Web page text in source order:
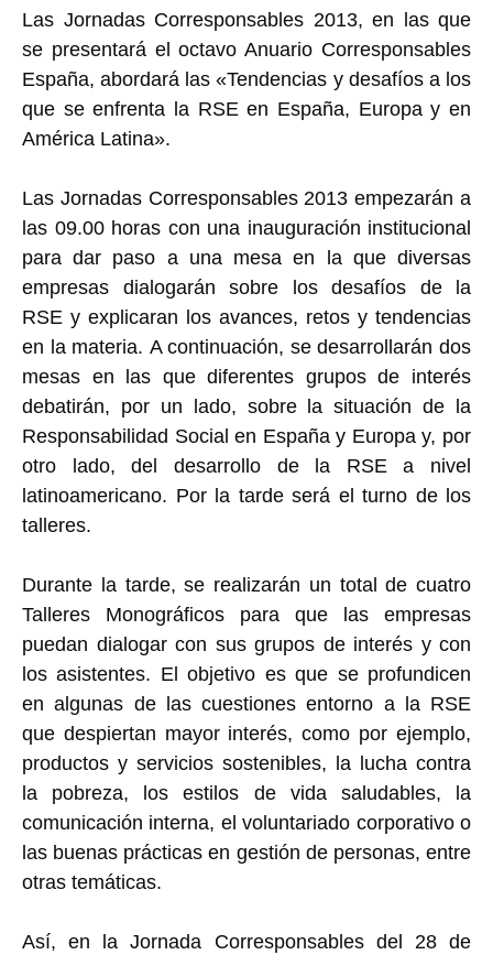
Las Jornadas Corresponsables 2013, en las que
se presentará el octavo Anuario Corresponsables
España, abordará las «Tendencias y desafíos a los
que se enfrenta la RSE en España, Europa y en
América Latina».
Las Jornadas Corresponsables 2013 empezarán a
las 09.00 horas con una inauguración institucional
para dar paso a una mesa en la que diversas
empresas dialogarán sobre los desafíos de la
RSE y explicaran los avances, retos y tendencias
en la materia. A continuación, se desarrollarán dos
mesas en las que diferentes grupos de interés
debatirán, por un lado, sobre la situación de la
Responsabilidad Social en España y Europa y, por
otro lado, del desarrollo de la RSE a nivel
latinoamericano. Por la tarde será el turno de los
talleres.
Durante la tarde, se realizarán un total de cuatro
Talleres Monográficos para que las empresas
puedan dialogar con sus grupos de interés y con
los asistentes. El objetivo es que se profundicen
en algunas de las cuestiones entorno a la RSE
que despiertan mayor interés, como por ejemplo,
productos y servicios sostenibles, la lucha contra
la pobreza, los estilos de vida saludables, la
comunicación interna, el voluntariado corporativo o
las buenas prácticas en gestión de personas, entre
otras temáticas.
Así, en la Jornada Corresponsables del 28 de